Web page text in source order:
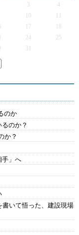
3
4
17
24
25
31
のか
のか？
か？
手」へ
書いて悟った、建設現場